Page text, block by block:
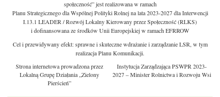
społeczność” jest realizowana w ramach
Planu Strategicznego dla Wspólnej Polityki Rolnej na lata 2023-2027 dla Interwencji
I.13.1 LEADER / Rozwój Lokalny Kierowany przez Społeczność (RLKS)
i dofinansowana ze środków Unii Europejskiej w ramach EFRROW
Cel i przewidywany efekt: sprawne i skuteczne wdrażanie i zarządzanie LSR, w tym
realizacja Planu Komunikacji.
Strona internetowa prowadzona przez
Lokalną Grupę Działania „Zielony
Pierścień”
Instytucja Zarządzająca PSWPR 2023-
2027 – Minister Rolnictwa i Rozwoju Wsi